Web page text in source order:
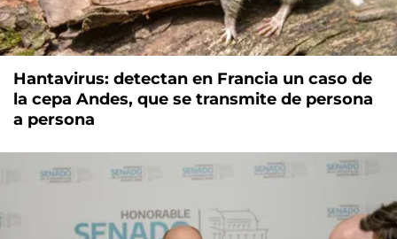
Hantavirus: detectan en Francia un caso de
la cepa Andes, que se transmite de persona
a persona